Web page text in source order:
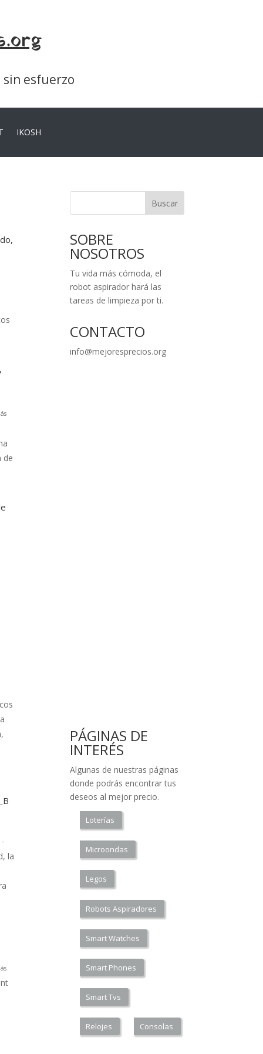
esfuerzo
IKOSH
de
-
la
Buscar
SOBRE
NOSOTROS
Tu vida más cómoda, el
robot aspirador hará las
tareas de limpieza por ti.
CONTACTO
info@mejoresprecios.org
PÁGINAS DE
INTERÉS
Algunas de nuestras páginas
donde podrás encontrar tus
deseos al mejor precio.
Loterías
Microondas
Legos
Robots Aspiradores
Smart Watches
Smart Phones
Smart Tvs
Relojes Consolas